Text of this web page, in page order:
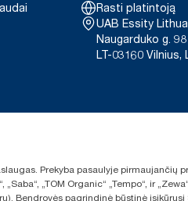
Rasti platintoją
UAB Essity
Naugarduko g. 98
LT-03160 Vilnius,
Prekyba pasaulyje pirmaujančių
„TOM Organic“ „Tempo“, ir
Bendrovės pagrindinė būstinė